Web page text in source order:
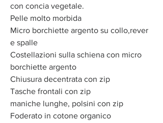
con concia vegetale.
Pelle molto morbida
Micro borchiette argento su collo,rever
e spalle
Costellazioni sulla schiena con micro
borchiette argento
Chiusura decentrata con zip
Tasche frontali con zip
maniche lunghe, polsini con zip
Foderato in cotone organico